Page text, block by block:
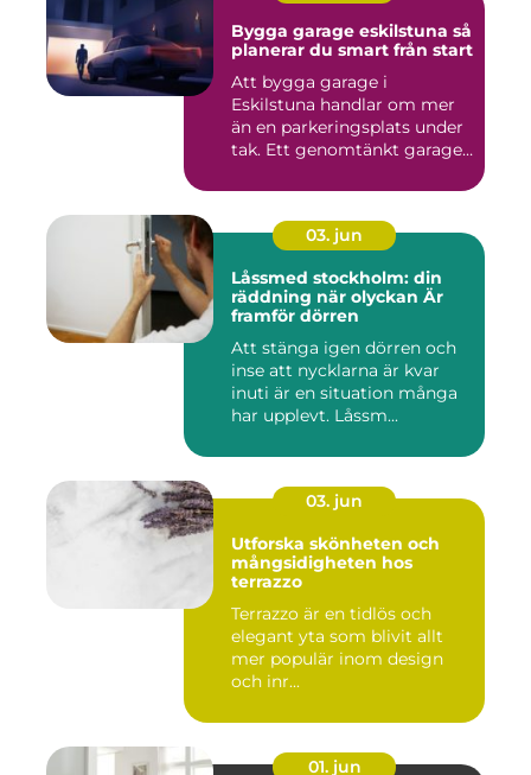
Bygga garage eskilstuna så
planerar du smart från start
Att bygga garage i
Eskilstuna handlar om mer
än en parkeringsplats under
tak. Ett genomtänkt garage
03. jun
Låssmed stockholm: din
räddning när olyckan Är
framför dörren
Att stänga igen dörren och
inse att nycklarna är kvar
inuti är en situation många
har upplevt. Låssm...
03. jun
Utforska skönheten och
mångsidigheten hos
terrazzo
Terrazzo är en tidlös och
elegant yta som blivit allt
mer populär inom design
och inr...
01. jun